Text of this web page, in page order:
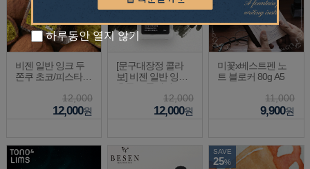
비젠 일반 잉크 두
쫀쿠 초코/피스타치
12,000
12,000원
[문구대장정 콜라
보] 비젠 일반 잉크
12,000
12,000원
미꽃x베스트펜 노
트 블로커 80g A5
11,000
9,900원
SAVE
25%
하루동안 열지 않기